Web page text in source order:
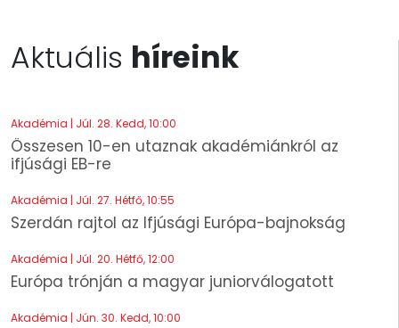
Aktuális híreink
Akadémia | Júl. 28. Kedd, 10:00
Összesen 10-en utaznak akadémiánkról az
ifjúsági EB-re
Akadémia | Júl. 27. Hétfő, 10:55
Szerdán rajtol az Ifjúsági Európa-bajnokság
Akadémia | Júl. 20. Hétfő, 12:00
Európa trónján a magyar juniorválogatott
Akadémia | Jún. 30. Kedd, 10:00